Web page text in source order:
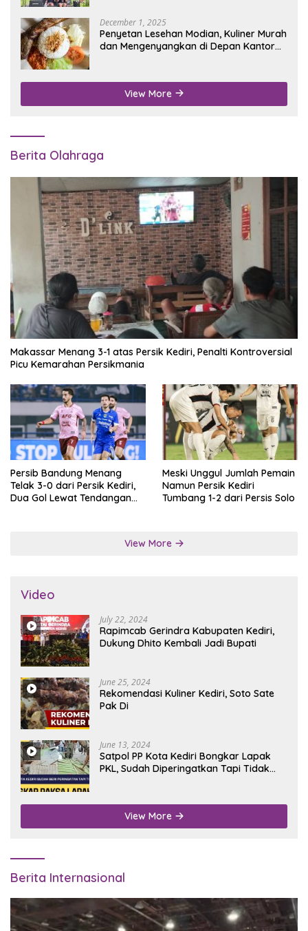
December 1, 2025
Penyetan Lesehan Modian, Kuliner Murah
dan Mengenyangkan di Depan Kantor
View More
Berita Olahraga
Makassar Menang 3-1 atas Persik Kediri, Penalti Kontroversial
Picu Kemarahan Persikmania
Persib Bandung Menang
Telak 3-0 dari Persik Kediri,
Dua Gol Lewat Tendangan
Meski Unggul Jumlah Pemain
Namun Persik Kediri
Tumbang 1-2 dari Persis Solo
View More
Video
July 22, 2024
Rapimcab Gerindra Kabupaten Kediri,
Dukung Dhito Kembali Jadi Bupati
June 25, 2024
Rekomendasi Kuliner Kediri, Soto Sate
Pak Di
June 13, 2024
Satpol PP Kota Kediri Bongkar Lapak
PKL, Sudah Diperingatkan Tapi Tidak
View More
Berita Internasional